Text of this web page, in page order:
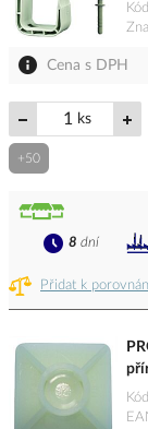
Cena s DPH
ks
+50
Přidat k
8 dní